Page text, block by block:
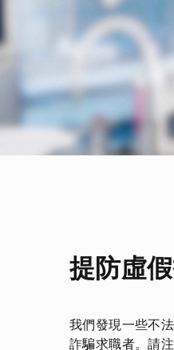
提防虛
我們發現一些不
詐騙求職者。請